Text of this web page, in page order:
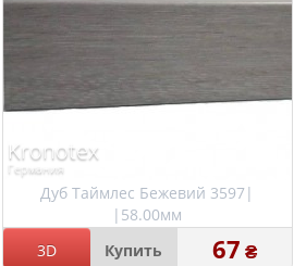
Дуб Таймлес Бежевий 3597|
|58.00мм
Kronotex
Германия
3D Купить 67 ₴